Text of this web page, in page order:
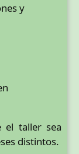
y
el taller sea
distintos.